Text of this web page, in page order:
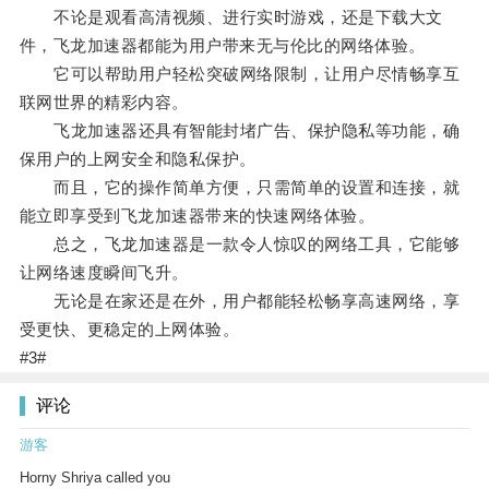
不论是观看高清视频、进行实时游戏，还是下载大文
件，飞龙加速器都能为用户带来无与伦比的网络体验。
它可以帮助用户轻松突破网络限制，让用户尽情畅享互
联网世界的精彩内容。
飞龙加速器还具有智能封堵广告、保护隐私等功能，确
保用户的上网安全和隐私保护。
而且，它的操作简单方便，只需简单的设置和连接，就
能立即享受到飞龙加速器带来的快速网络体验。
总之，飞龙加速器是一款令人惊叹的网络工具，它能够
让网络速度瞬间飞升。
无论是在家还是在外，用户都能轻松畅享高速网络，享
受更快、更稳定的上网体验。
#3#
评论
游客
Horny Shriya called you